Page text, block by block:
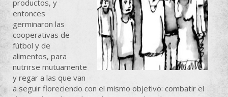
productos, y
entonces
germinaron las
cooperativas de
fútbol y de
alimentos, para
nutrirse mutuamente
y regar a las que van
a seguir floreciendo con el mismo objetivo: combatir el